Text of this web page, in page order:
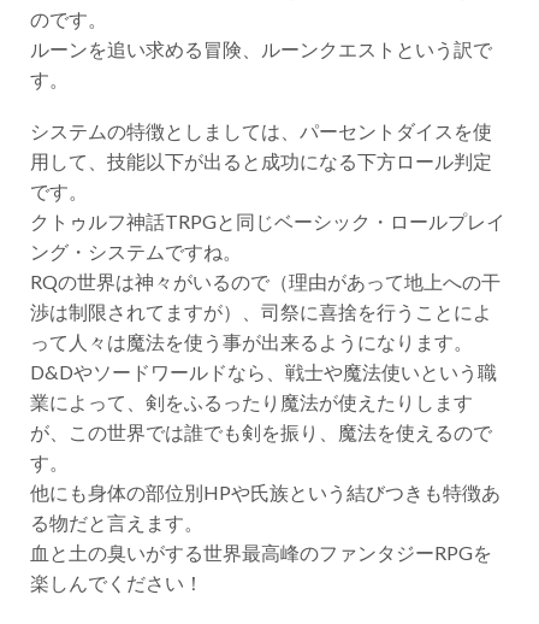
のです。
ルーンを追い求める冒険、ルーンクエストという訳で
す。
システムの特徴としましては、パーセントダイスを使
用して、技能以下が出ると成功になる下方ロール判定
です。
クトゥルフ神話TRPGと同じベーシック・ロールプレイ
ング・システムですね。
RQの世界は神々がいるので（理由があって地上への干
渉は制限されてますが）、司祭に喜捨を行うことによ
って人々は魔法を使う事が出来るようになります。
D&Dやソードワールドなら、戦士や魔法使いという職
業によって、剣をふるったり魔法が使えたりします
が、この世界では誰でも剣を振り、魔法を使えるので
す。
他にも身体の部位別HPや氏族という結びつきも特徴あ
る物だと言えます。
血と土の臭いがする世界最高峰のファンタジーRPGを
楽しんでください！